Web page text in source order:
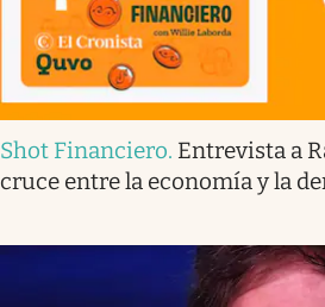
Shot Financiero. Entrevista a
cruce entre la economía y la